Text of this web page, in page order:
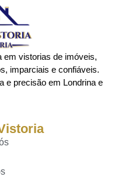
em vistorias de imóveis,
imparciais e confiáveis.
e precisão em Londrina e